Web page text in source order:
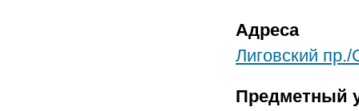
Адреса
Лиговский пр./
Предметный